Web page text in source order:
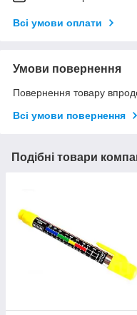
Всі умови оплати
Умови повернення
Повернення товару
Всі умови повернення
Подібні товари